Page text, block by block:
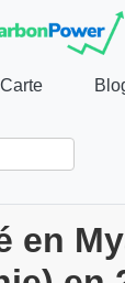
Carte
en